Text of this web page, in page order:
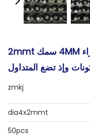
صلابة 9.0 الياقوت تحمل أجزاء 4MM سمك 2mmt
وإذ تضع المتداول
zmkj
dia4x2mmt
50pcs